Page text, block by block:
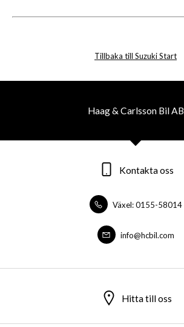
Tillbaka till Suzuki Start
Haag & Carlsson Bil AB
Kontakta oss
Växel: 0155-58014
info@hcbil.com
Hitta till oss